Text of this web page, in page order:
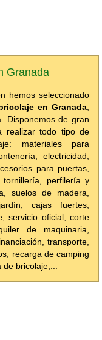
Granada
hemos seleccionado
en Granada
Disponemos de gran
realizar todo tipo de
materiales para
electricidad,
para puertas,
tornillería, perfilería y
suelos de madera,
cajas fuertes,
servicio oficial, corte
de maquinaria,
transporte,
recarga de camping
bricolaje,...